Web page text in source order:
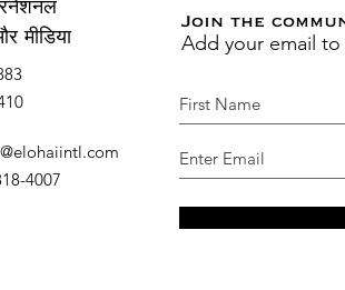
मीडिया
4007
Join the
Add your email